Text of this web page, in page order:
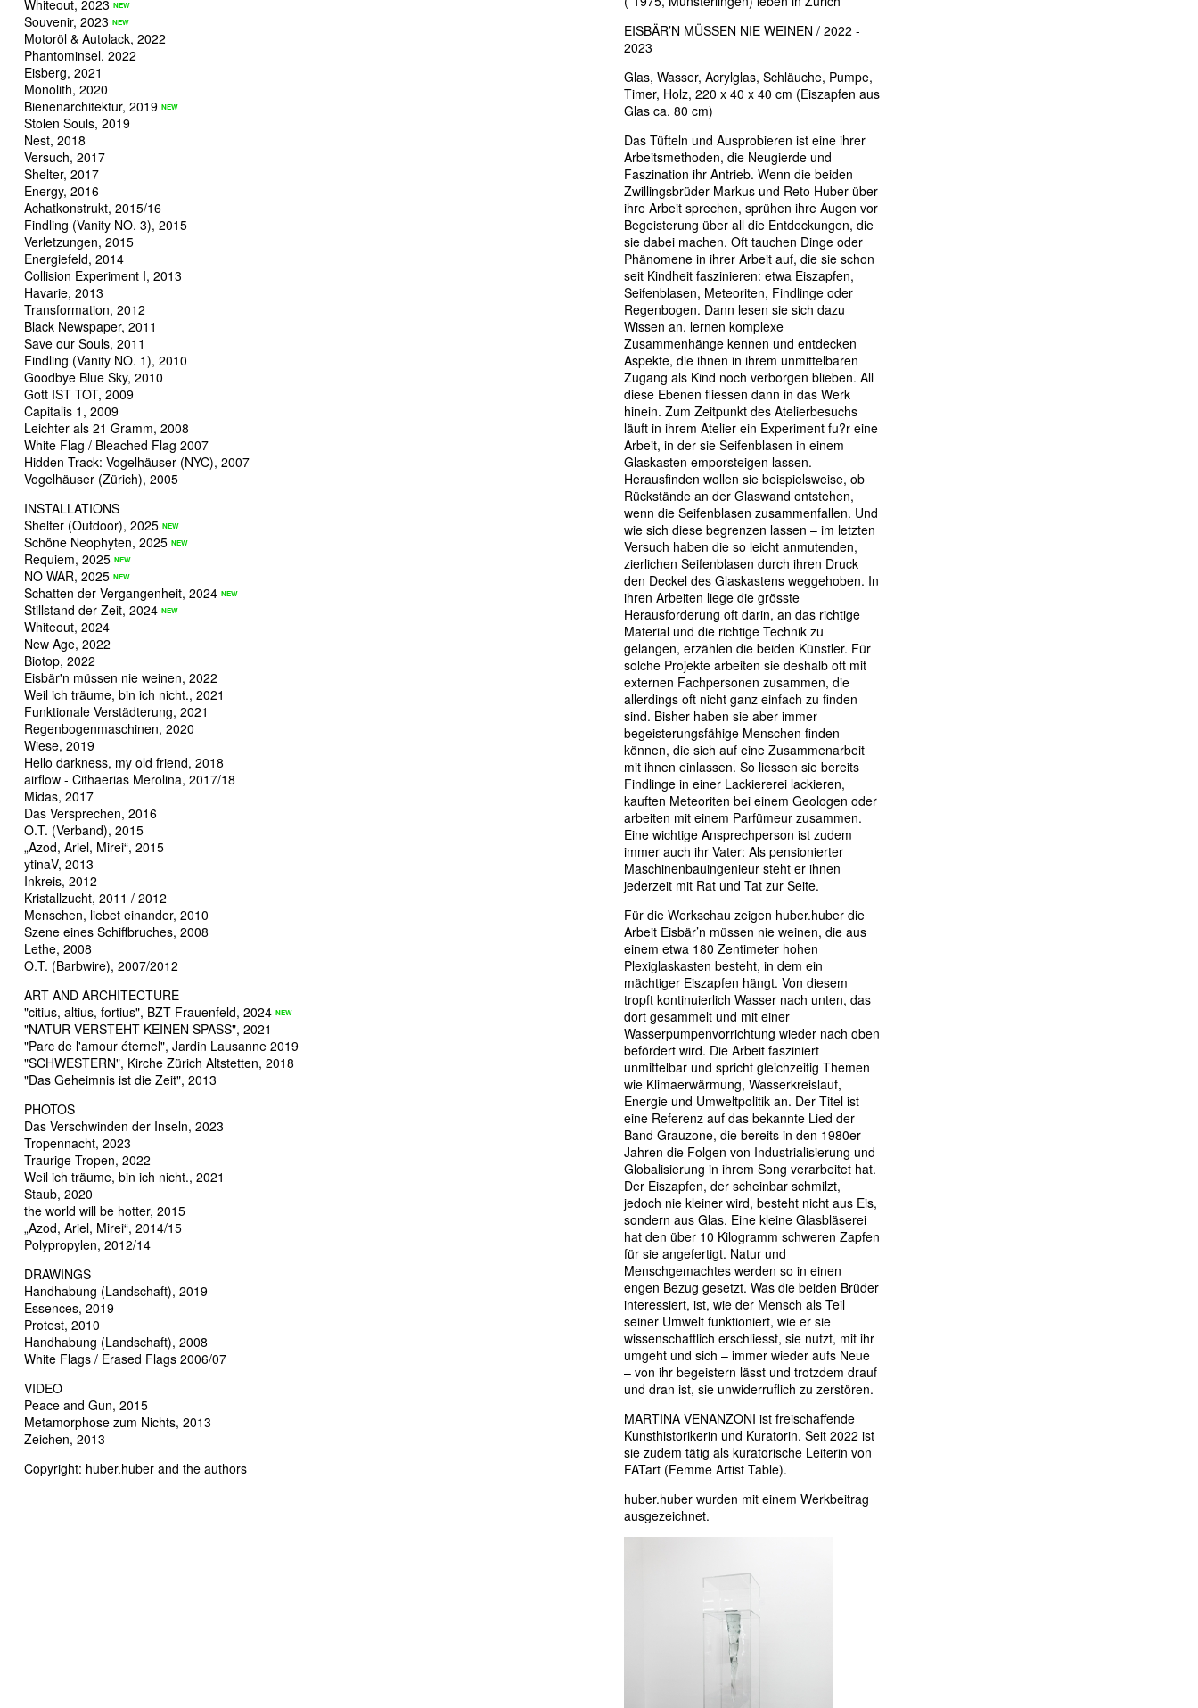
Whiteout, 2023
Souvenir, 2023
Motoröl & Autolack, 2022
Phantominsel, 2022
Eisberg, 2021
Monolith, 2020
Bienenarchitektur, 2019
Stolen Souls, 2019
Nest, 2018
Versuch, 2017
Shelter, 2017
Energy, 2016
Achatkonstrukt, 2015/16
Findling (Vanity NO. 3), 2015
Verletzungen, 2015
Energiefeld, 2014
Collision Experiment I, 2013
Havarie, 2013
Transformation, 2012
Black Newspaper, 2011
Save our Souls, 2011
Findling (Vanity NO. 1), 2010
Goodbye Blue Sky, 2010
Gott IST TOT, 2009
Capitalis 1, 2009
Leichter als 21 Gramm, 2008
White Flag / Bleached Flag 2007
Hidden Track: Vogelhäuser (NYC), 2007
Vogelhäuser (Zürich), 2005
INSTALLATIONS
Shelter (Outdoor), 2025
Schöne Neophyten, 2025
Requiem, 2025
NO WAR, 2025
Schatten der Vergangenheit, 2024
Stillstand der Zeit, 2024
Whiteout, 2024
New Age, 2022
Biotop, 2022
Eisbär'n müssen nie weinen, 2022
Weil ich träume, bin ich nicht., 2021
Funktionale Verstädterung, 2021
Regenbogenmaschinen, 2020
Wiese, 2019
Hello darkness, my old friend, 2018
airflow - Cithaerias Merolina, 2017/18
Midas, 2017
Das Versprechen, 2016
O.T. (Verband), 2015
„Azod, Ariel, Mirei“, 2015
ytinaV, 2013
Inkreis, 2012
Kristallzucht, 2011 / 2012
Menschen, liebet einander, 2010
Szene eines Schiffbruches, 2008
Lethe, 2008
O.T. (Barbwire), 2007/2012
ART AND ARCHITECTURE
"citius, altius, fortius", BZT Frauenfeld, 2024
"NATUR VERSTEHT KEINEN SPASS", 2021
"Parc de l'amour éternel", Jardin Lausanne 2019
"SCHWESTERN", Kirche Zürich Altstetten, 2018
"Das Geheimnis ist die Zeit", 2013
PHOTOS
Das Verschwinden der Inseln, 2023
Tropennacht, 2023
Traurige Tropen, 2022
Weil ich träume, bin ich nicht., 2021
Staub, 2020
the world will be hotter, 2015
„Azod, Ariel, Mirei“, 2014/15
Polypropylen, 2012/14
DRAWINGS
Handhabung (Landschaft), 2019
Essences, 2019
Protest, 2010
Handhabung (Landschaft), 2008
White Flags / Erased Flags 2006/07
VIDEO
Peace and Gun, 2015
Metamorphose zum Nichts, 2013
Zeichen, 2013
Copyright: huber.huber and the authors
EISBÄR’N MÜSSEN NIE WEINEN / 2022 -
2023
Glas, Wasser, Acrylglas, Schläuche, Pumpe,
Timer, Holz, 220 x 40 x 40 cm (Eiszapfen aus
Glas ca. 80 cm)
Das Tüfteln und Ausprobieren ist eine ihrer
Arbeitsmethoden, die Neugierde und
Faszination ihr Antrieb. Wenn die beiden
Zwillingsbrüder Markus und Reto Huber über
ihre Arbeit sprechen, sprühen ihre Augen vor
Begeisterung über all die Entdeckungen, die
sie dabei machen. Oft tauchen Dinge oder
Phänomene in ihrer Arbeit auf, die sie schon
seit Kindheit faszinieren: etwa Eiszapfen,
Seifenblasen, Meteoriten, Findlinge oder
Regenbogen. Dann lesen sie sich dazu
Wissen an, lernen komplexe
Zusammenhänge kennen und entdecken
Aspekte, die ihnen in ihrem unmittelbaren
Zugang als Kind noch verborgen blieben. All
diese Ebenen fliessen dann in das Werk
hinein. Zum Zeitpunkt des Atelierbesuchs
läuft in ihrem Atelier ein Experiment fu?r eine
Arbeit, in der sie Seifenblasen in einem
Glaskasten emporsteigen lassen.
Herausfinden wollen sie beispielsweise, ob
Rückstände an der Glaswand entstehen,
wenn die Seifenblasen zusammenfallen. Und
wie sich diese begrenzen lassen – im letzten
Versuch haben die so leicht anmutenden,
zierlichen Seifenblasen durch ihren Druck
den Deckel des Glaskastens weggehoben. In
ihren Arbeiten liege die grösste
Herausforderung oft darin, an das richtige
Material und die richtige Technik zu
gelangen, erzählen die beiden Künstler. Für
solche Projekte arbeiten sie deshalb oft mit
externen Fachpersonen zusammen, die
allerdings oft nicht ganz einfach zu finden
sind. Bisher haben sie aber immer
begeisterungsfähige Menschen finden
können, die sich auf eine Zusammenarbeit
mit ihnen einlassen. So liessen sie bereits
Findlinge in einer Lackiererei lackieren,
kauften Meteoriten bei einem Geologen oder
arbeiten mit einem Parfümeur zusammen.
Eine wichtige Ansprechperson ist zudem
immer auch ihr Vater: Als pensionierter
Maschinenbauingenieur steht er ihnen
jederzeit mit Rat und Tat zur Seite.
Für die Werkschau zeigen huber.huber die
Arbeit Eisbär’n müssen nie weinen, die aus
einem etwa 180 Zentimeter hohen
Plexiglaskasten besteht, in dem ein
mächtiger Eiszapfen hängt. Von diesem
tropft kontinuierlich Wasser nach unten, das
dort gesammelt und mit einer
Wasserpumpenvorrichtung wieder nach oben
befördert wird. Die Arbeit fasziniert
unmittelbar und spricht gleichzeitig Themen
wie Klimaerwärmung, Wasserkreislauf,
Energie und Umweltpolitik an. Der Titel ist
eine Referenz auf das bekannte Lied der
Band Grauzone, die bereits in den 1980er-
Jahren die Folgen von Industrialisierung und
Globalisierung in ihrem Song verarbeitet hat.
Der Eiszapfen, der scheinbar schmilzt,
jedoch nie kleiner wird, besteht nicht aus Eis,
sondern aus Glas. Eine kleine Glasbläserei
hat den über 10 Kilogramm schweren Zapfen
für sie angefertigt. Natur und
Menschgemachtes werden so in einen
engen Bezug gesetzt. Was die beiden Brüder
interessiert, ist, wie der Mensch als Teil
seiner Umwelt funktioniert, wie er sie
wissenschaftlich erschliesst, sie nutzt, mit ihr
umgeht und sich – immer wieder aufs Neue
– von ihr begeistern lässt und trotzdem drauf
und dran ist, sie unwiderruflich zu zerstören.
MARTINA VENANZONI ist freischaffende
Kunsthistorikerin und Kuratorin. Seit 2022 ist
sie zudem tätig als kuratorische Leiterin von
FATart (Femme Artist Table).
huber.huber wurden mit einem Werkbeitrag
ausgezeichnet.